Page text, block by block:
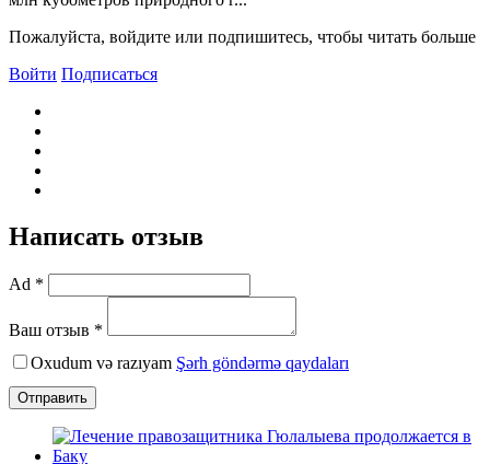
Пожалуйста, войдите или подпишитесь, чтобы читать больше
Войти Подписаться
Написать отзыв
Ad *
Ваш отзыв *
Oxudum və razıyam Şərh göndərmə qaydaları
Отправить